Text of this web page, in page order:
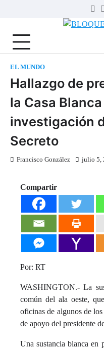
EL MUNDO
Hallazgo de
la Casa
investigación
Secreto
Francisco González julio 5,
Compartir
Por: RT
WASHINGTON.- La
común del ala oeste,
oficinas de algunos de
de apoyo del presidente
Una sustancia blanca en